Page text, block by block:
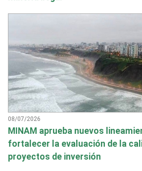
08/07/2026
MINAM aprueba nuevos
fortalecer la evaluación de la
proyectos de inversión